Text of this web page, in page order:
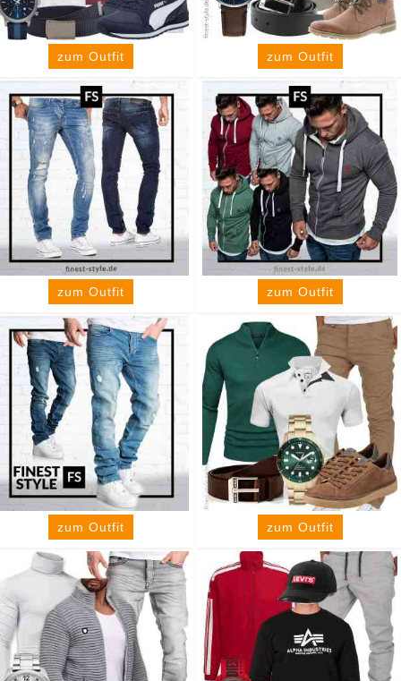
zum Outfit zum Outfit
zum Outfit zum Outfit
zum Outfit zum Outfit